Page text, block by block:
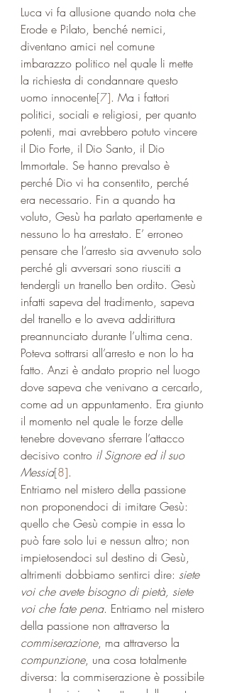
Luca vi fa allusione quando nota che
Erode e Pilato, benché nemici,
diventano amici nel comune
imbarazzo politico nel quale li mette
la richiesta di condannare questo
uomo innocente[7]. Ma i fattori
politici, sociali e religiosi, per quanto
potenti, mai avrebbero potuto vincere
il Dio Forte, il Dio Santo, il Dio
Immortale. Se hanno prevalso è
perché Dio vi ha consentito, perché
era necessario. Fin a quando ha
voluto, Gesù ha parlato apertamente e
nessuno lo ha arrestato. E’ erroneo
pensare che l’arresto sia avvenuto solo
perché gli avversari sono riusciti a
tendergli un tranello ben ordito. Gesù
infatti sapeva del tradimento, sapeva
del tranello e lo aveva addirittura
preannunciato durante l’ultima cena.
Poteva sottrarsi all’arresto e non lo ha
fatto. Anzi è andato proprio nel luogo
dove sapeva che venivano a cercarlo,
come ad un appuntamento. Era giunto
il momento nel quale le forze delle
tenebre dovevano sferrare l’attacco
decisivo contro il Signore ed il suo
Messia[8].
Entriamo nel mistero della passione
non proponendoci di imitare Gesù:
quello che Gesù compie in essa lo
può fare solo lui e nessun altro; non
impietosendoci sul destino di Gesù,
altrimenti dobbiamo sentirci dire: siete
voi che avete bisogno di pietà, siete
voi che fate pena. Entriamo nel mistero
della passione non attraverso la
commiserazione, ma attraverso la
compunzione, una cosa totalmente
diversa: la commiserazione è possibile